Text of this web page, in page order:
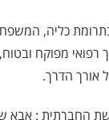
כליה,
רפואי מפוקח
אורך הדרך.
החברתית : אבא